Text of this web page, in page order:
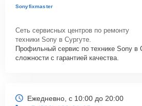
Sonyfixmaster
Сеть сервисных центров по ремонту
техники Sony в Сургуте.
Профильный сервис по технике Sony в
сложности с гарантией качества.
Ежедневно, с 10:00 до 20:00